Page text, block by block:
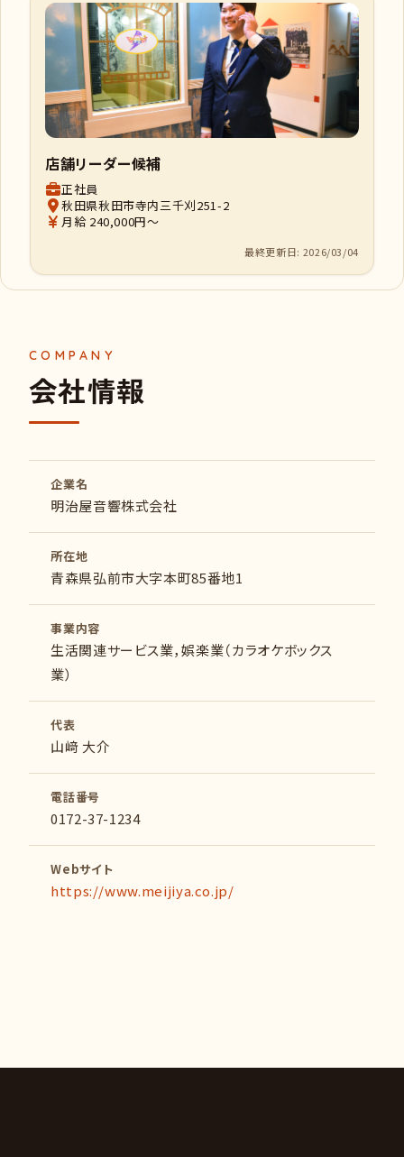
店舗リーダー候補
正社員
秋田県秋田市寺内三千刈251-2
月給 240,000円～
最終更新日: 2026/03/04
会社情報
企業名
明治屋音響株式会社
所在地
青森県弘前市大字本町85番地1
事業内容
生活関連サービス業，娯楽業（カラオケボックス
業）
代表
山﨑 大介
電話番号
0172-37-1234
Webサイト
https://www.meijiya.co.jp/